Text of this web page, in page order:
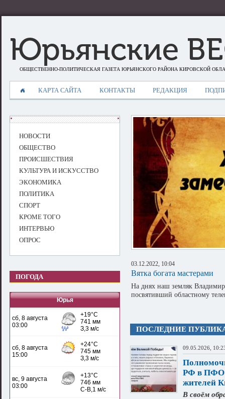
Юрьянские
ОБЩЕСТВЕННО-ПОЛИТИЧЕСКАЯ ГАЗЕТА ЮРЬЯНСКОГО РАЙОНА КИРОВСКОЙ
КАРТА САЙТА КОНТАКТЫ РЕДАКЦИЯ
03.12.2022, 10:04
Вятка богата мастерами
На днях наш земляк
посвятивший областному
НОВОСТИ
ОБЩЕСТВО
ПРОИСШЕСТВИЯ
КУЛЬТУРА И ИСКУССТВО
ЭКОНОМИКА
ПОЛИТИКА
СПОРТ
КРОМЕ ТОГО
ИНТЕРВЬЮ
ОПРОС
ПОГОДА
Юрья
ПОСЛЕДНИЕ
09.05.2026,
РФ в ПФО
жителей
В своём